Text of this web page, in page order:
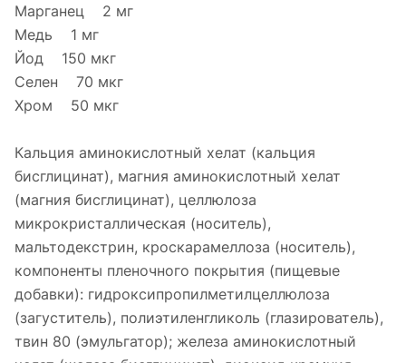
Марганец 2 мг
Медь 1 мг
Йод 150 мкг
Селен 70 мкг
Хром 50 мкг
Кальция аминокислотный хелат (кальция
бисглицинат), магния аминокислотный хелат
(магния бисглицинат), целлюлоза
микрокристаллическая (носитель),
мальтодекстрин, кроскарамеллоза (носитель),
компоненты пленочного покрытия (пищевые
добавки): гидроксипропилметилцеллюлоза
(загуститель), полиэтиленгликоль (глазирователь),
твин 80 (эмульгатор); железа аминокислотный